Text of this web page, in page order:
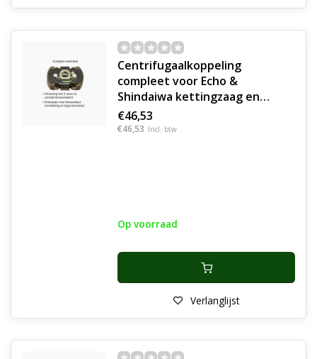
Centrifugaalkoppeling
compleet voor Echo &
Shindaiwa kettingzaag en
bosmaaier, Masport 500
kooimaaier, onderdeel
€46,53
€46,53 Incl. btw
Op voorraad
Verlanglijst